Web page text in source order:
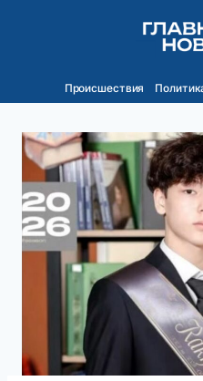
Происшествия